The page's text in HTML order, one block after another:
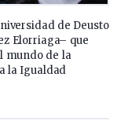
de Deusto
Elorriaga– que
mundo de la
la Igualdad